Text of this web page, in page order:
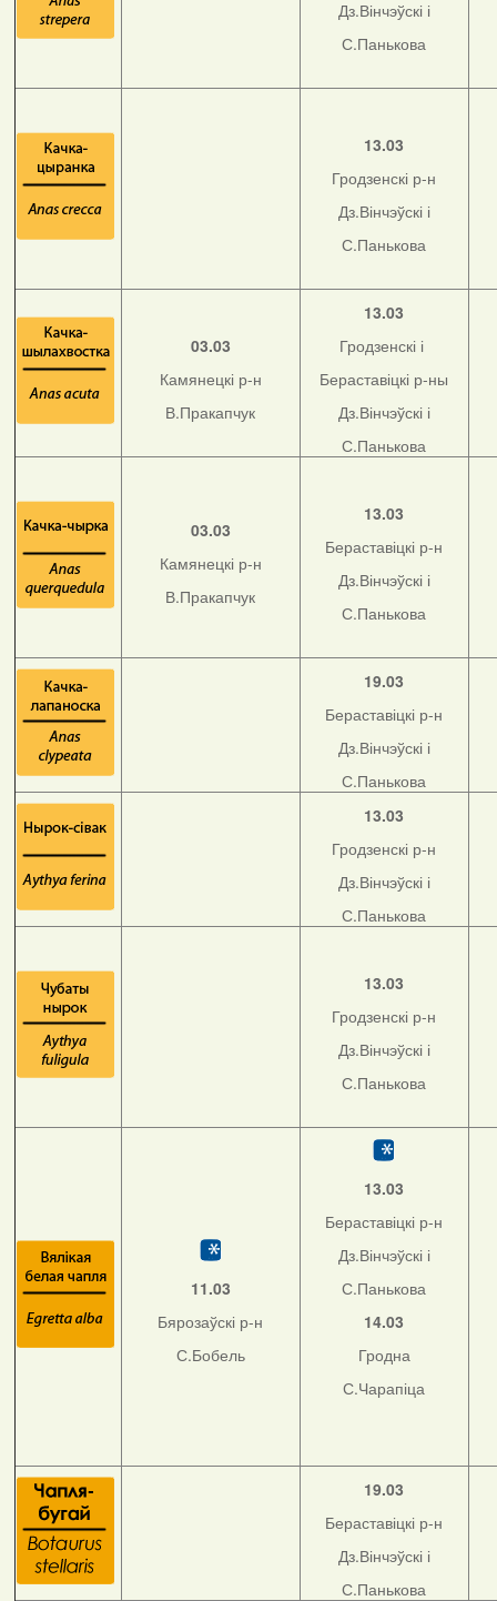
Дз.Вінчэўскі і
С.Панькова
13.03
Гродзенскі р-н
Дз.Вінчэўскі і
С.Панькова
03.03
Камянецкі р-н
В.Пракапчук
13.03
Гродзенскі і
Бераставіцкі р-ны
Дз.Вінчэўскі і
С.Панькова
03.03
Камянецкі р-н
В.Пракапчук
13.03
Бераставіцкі р-н
Дз.Вінчэўскі і
С.Панькова
19.03
Бераставіцкі р-н
Дз.Вінчэўскі і
С.Панькова
13.03
Гродзенскі р-н
Дз.Вінчэўскі і
С.Панькова
13.03
Гродзенскі р-н
Дз.Вінчэўскі і
С.Панькова
11.03
Бярозаўскі р-н
С.Бобель
13.03
Бераставіцкі р-н
Дз.Вінчэўскі і
С.Панькова
14.03
Гродна
С.Чарапіца
19.03
Бераставіцкі р-н
Дз.Вінчэўскі і
С.Панькова